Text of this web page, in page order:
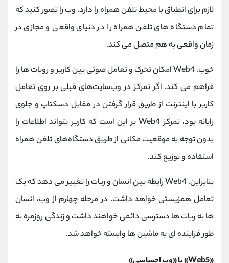
لازم برای انطباق با محیط تلفن همراه را دارد. وب را تصور کنید که
تمام دستگاه های تلفن همراه را در دنیای واقعی و مجازی در
زمان واقعی به هم متصل می کند.
خوب، Web4 امکان تحرک و تعامل صوتی بین کاربر و روبات ها را
فراهم می کند. اگر تمرکز در وب‌سایت‌های قبلی بر روی تعامل
کاربر با اینترنت از طریق قرار گرفتن در مقابل دسکتاپ و جلوی
رایانه بود، تمرکز Web4 بر این است که کاربر بتواند اطلاعات را
بدون توجه به موقعیت مکانی از طریق دستگاه‌های تلفن همراه
استفاده و توزیع کند.
بنابراین، Web4 رابطه بین انسان و ربات را تغییر می دهد که یک
تعامل همزیستی خواهد داشت. در مرحله چهارم از وب، انسان
ها به ربات ها دسترسی دائمی خواهند داشت و زندگی روزمره به
طور فزاینده ای به ماشین ها وابسته خواهد شد.